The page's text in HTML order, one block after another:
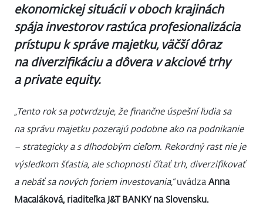
ekonomickej situácii v oboch krajinách
spája investorov rastúca profesionalizácia
prístupu k správe majetku, väčší dôraz
na diverzifikáciu a dôvera v akciové trhy
a private equity.
„Tento rok sa potvrdzuje, že finančne úspešní ľudia sa
na správu majetku pozerajú podobne ako na podnikanie
– strategicky a s dlhodobým cieľom. Rekordný rast nie je
výsledkom šťastia, ale schopnosti čítať trh, diverzifikovať
a nebáť sa nových foriem investovania,“ uvádza Anna
Macaláková, riaditeľka J&T BANKY na Slovensku.